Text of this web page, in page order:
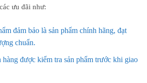
ưu đãi như:
đảm bảo là sản phẩm chính hãng, đạt
chuẩn.
hàng được kiểm tra sản phẩm trước khi giao